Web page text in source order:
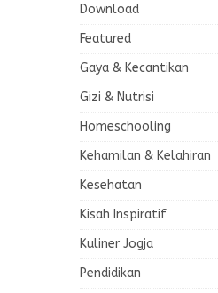
Download
Featured
Gaya & Kecantikan
Gizi & Nutrisi
Homeschooling
Kehamilan & Kelahiran
Kesehatan
Kisah Inspiratif
Kuliner Jogja
Pendidikan